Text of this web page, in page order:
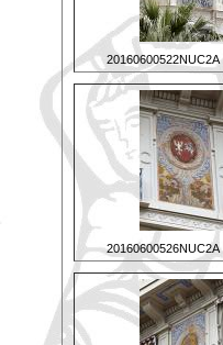
20160600522NUC2A
20160600526NUC2A